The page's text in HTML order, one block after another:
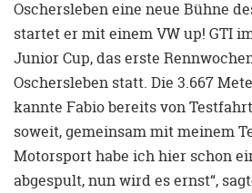
Oschersleben eine neue Bühne
startet er mit einem VW up! GTI
Junior Cup, das erste
Oschersleben statt. Die 3.667
kannte Fabio bereits von
soweit, gemeinsam mit meinem
Motorsport habe ich hier schon
abgespult, nun wird es ernst“,